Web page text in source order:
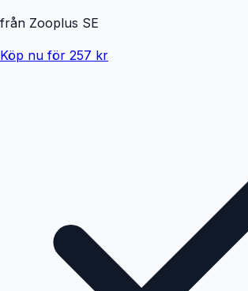
från Zooplus SE
Köp nu för 257 kr